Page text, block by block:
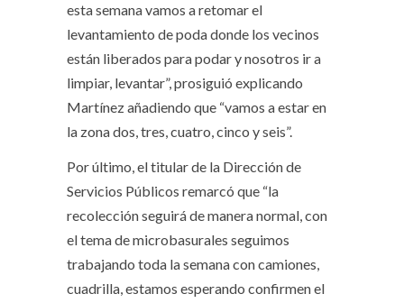
esta semana vamos a retomar el
levantamiento de poda donde los vecinos
están liberados para podar y nosotros ir a
limpiar, levantar”, prosiguió explicando
Martínez añadiendo que “vamos a estar en
la zona dos, tres, cuatro, cinco y seis”.
Por último, el titular de la Dirección de
Servicios Públicos remarcó que “la
recolección seguirá de manera normal, con
el tema de microbasurales seguimos
trabajando toda la semana con camiones,
cuadrilla, estamos esperando confirmen el